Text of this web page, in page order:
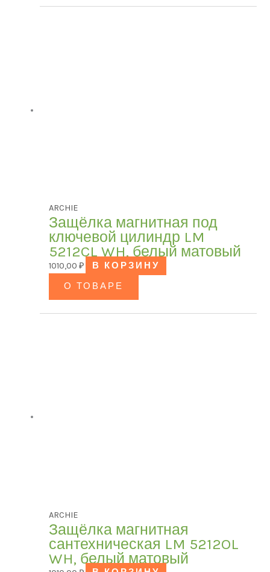
ARCHIE
Защёлка магнитная под
ключевой цилиндр LM
5212CL WH, белый матовый
1010,00 ₽
В КОРЗИНУ
О ТОВАРЕ
ARCHIE
Защёлка магнитная
сантехническая LM 5212OL
WH, белый матовый